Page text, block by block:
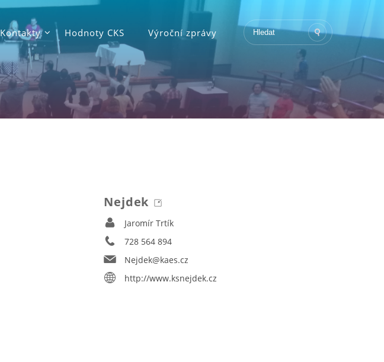
Kontakty Hodnoty CKS Výroční zprávy
Nejdek
Jaromír Trtík
728 564 894
Nejdek@kaes.cz
http://www.ksnejdek.cz